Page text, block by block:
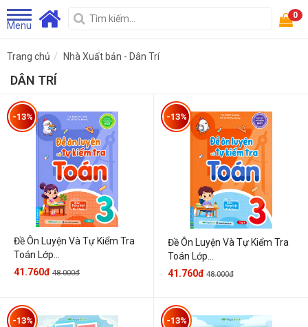
Menu
0
Trang chủ Nhà Xuất bản - Dân Trí
DÂN TRÍ
Đề Ôn Luyện Và Tự Kiểm Tra
Toán Lớp...
-13%
41.760đ 48.000đ
Đề Ôn Luyện Và Tự Kiểm Tra
Toán Lớp...
-13%
41.760đ 48.000đ
-13% -13%